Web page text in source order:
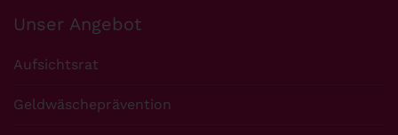
Unser Angebot
Aufsichtsrat
Geldwäscheprävention